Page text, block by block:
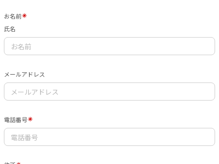
お名前
氏名
メールアドレス
電話番号